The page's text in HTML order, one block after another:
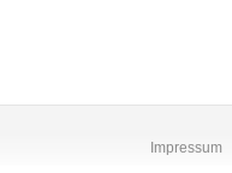
Impressum